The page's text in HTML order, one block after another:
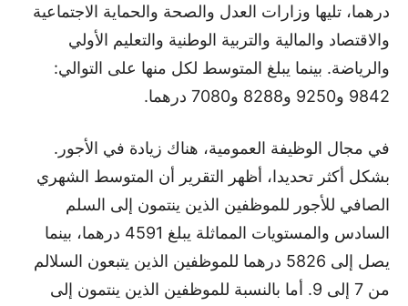
درهما، تليها وزارات العدل والصحة والحماية الاجتماعية
والاقتصاد والمالية والتربية الوطنية والتعليم الأولي
والرياضة. بينما يبلغ المتوسط لكل منها على التوالي:
9842 و9250 و8288 و7080 درهما.
في مجال الوظيفة العمومية، هناك زيادة في الأجور.
بشكل أكثر تحديدا، أظهر التقرير أن المتوسط الشهري
الصافي للأجور للموظفين الذين ينتمون إلى السلم
السادس والمستويات المماثلة يبلغ 4591 درهما، بينما
يصل إلى 5826 درهما للموظفين الذين يتبعون السلالم
من 7 إلى 9. أما بالنسبة للموظفين الذين ينتمون إلى